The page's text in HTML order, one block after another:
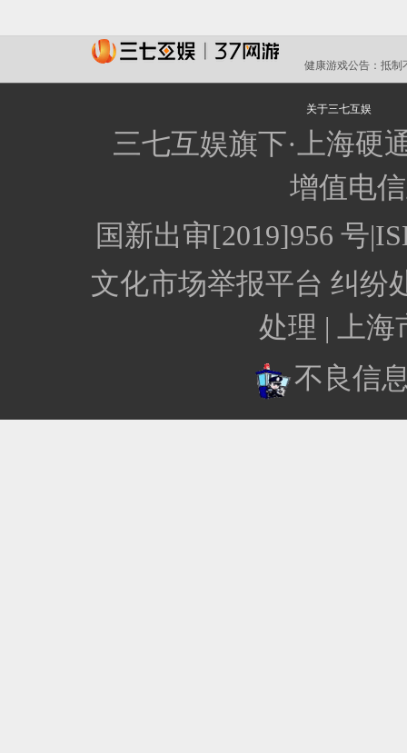
健康游戏公告： 抵制
关于三七互娱
三七互娱旗下·上海硬
增值电
国新出审[2019]956 号
文化市场举报平台 纠纷
处理 |
上
不良信